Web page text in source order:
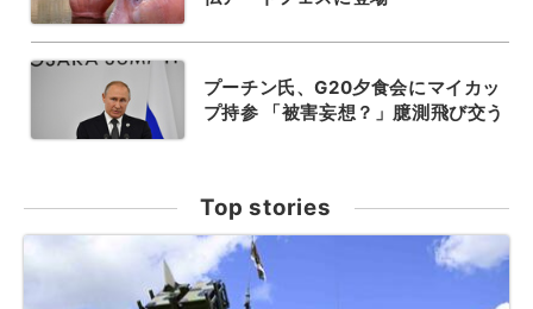
プーチン氏、G20夕食会にマイカッ
プ持参 「被害妄想？」臆測飛び交う
Top stories